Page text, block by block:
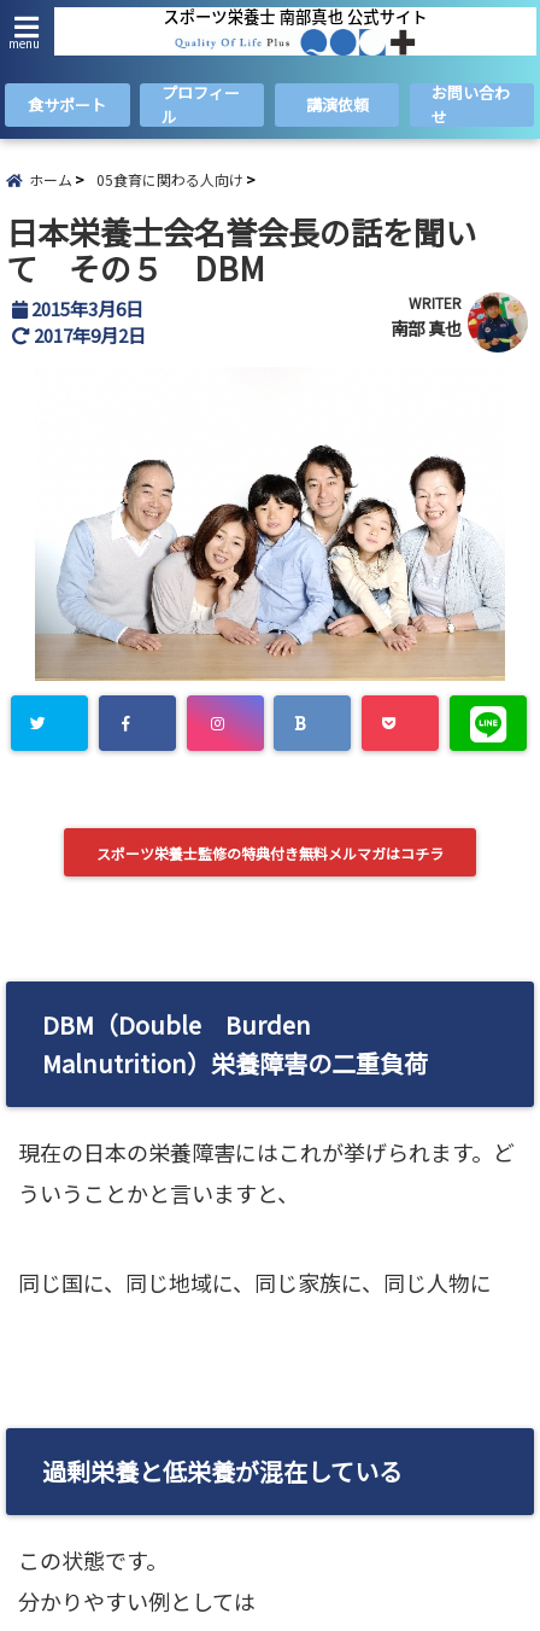
menu
食サポート
プロフィー
ル
講演依頼
お問い合わ
せ
ホーム 05食育に関わる人向け
日本栄養士会名誉会長の話を聞い
て その５ DBM
2015年3月6日
2017年9月2日
WRITER
南部 真也
スポーツ栄養士監修の特典付き無料メルマガはコチラ
DBM（Double Burden
Malnutrition）栄養障害の二重負荷
現在の日本の栄養障害にはこれが挙げられます。ど
ういうことかと言いますと、
同じ国に、同じ地域に、同じ家族に、同じ人物に
過剰栄養と低栄養が混在している
この状態です。
分かりやすい例としては